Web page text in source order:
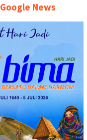
Google News